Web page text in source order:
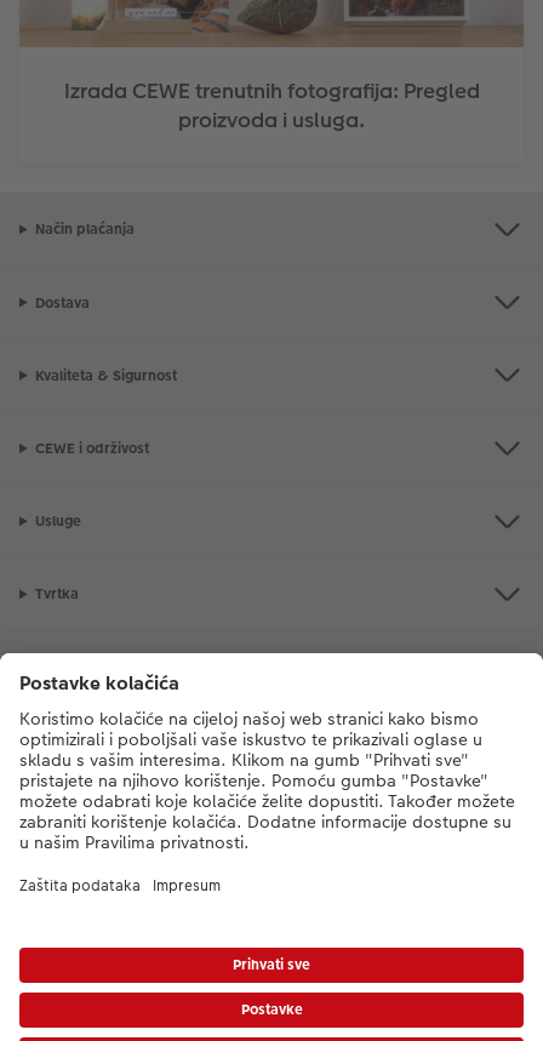
Izrada CEWE trenutnih fotografija: Pregled
proizvoda i usluga.
Način plaćanja
Dostava
Kvaliteta & Sigurnost
CEWE i održivost
Usluge
Tvrtka
CEWE Fotosvijet
Nazovite nas od ponedjeljka do petka od 8:00 - 17:00 sati (s iznimkom
državnih praznika). Hvala.